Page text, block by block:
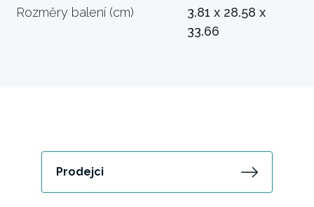
Rozměry balení (cm)
3.81 x 28.58 x
33.66
Prodejci